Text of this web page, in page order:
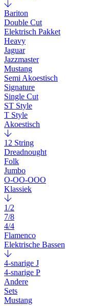
Bariton
Double Cut
Elektrisch Pakket
Heavy
Jaguar
Jazzmaster
Mustang
Semi Akoestisch
Signature
Single Cut
ST Style
T Style
Akoestisch
12 String
Dreadnought
Folk
Jumbo
O-OO-OOO
Klassiek
1/2
7/8
4/4
Flamenco
Elektrische Bassen
4-snarige J
4-snarige P
Andere
Sets
Mustang